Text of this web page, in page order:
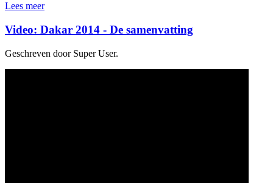
Lees meer
Video: Dakar 2014 - De samenvatting
Geschreven door Super User.